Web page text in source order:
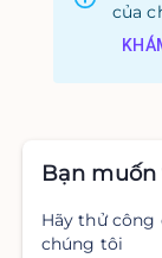
của
Bạn muốn
Hãy thử công
chúng tôi